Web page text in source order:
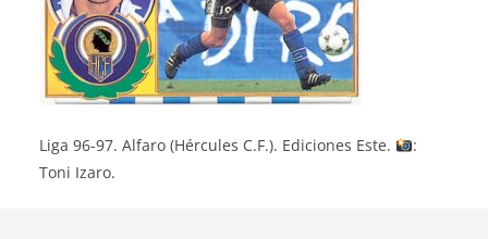
Liga 96-97. Alfaro (Hércules C.F.). Ediciones Este.
:
Toni Izaro.